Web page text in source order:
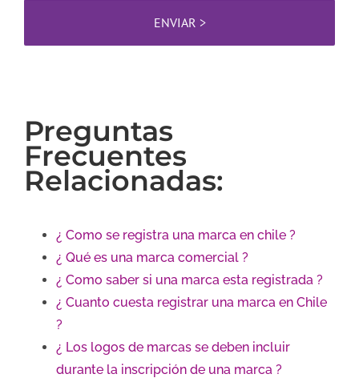
Preguntas
Frecuentes
Relacionadas:
¿ Como se registra una marca en chile ?
¿ Qué es una marca comercial ?
¿ Como saber si una marca esta registrada ?
¿ Cuanto cuesta registrar una marca en Chile
?
¿ Los logos de marcas se deben incluir
durante la inscripción de una marca ?